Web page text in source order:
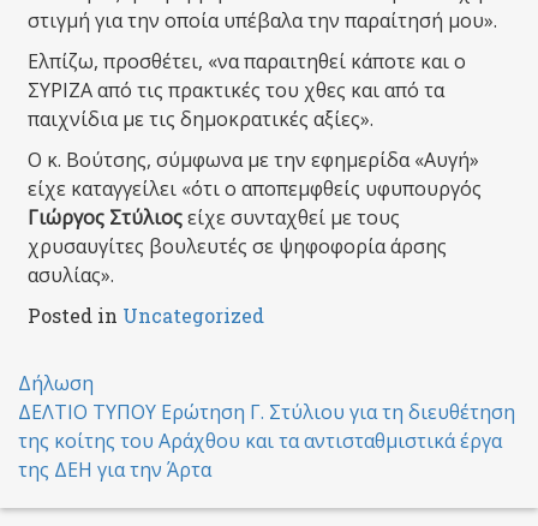
στιγμή για την οποία υπέβαλα την παραίτησή μου».
Ελπίζω, προσθέτει, «να παραιτηθεί κάποτε και ο
ΣΥΡΙΖΑ από τις πρακτικές του χθες και από τα
παιχνίδια με τις δημοκρατικές αξίες».
Ο κ. Βούτσης, σύμφωνα με την εφημερίδα «Αυγή»
είχε καταγγείλει «ότι ο αποπεμφθείς υφυπουργός
Γιώργος Στύλιοςείχε συνταχθεί με τους
χρυσαυγίτες βουλευτές σε ψηφοφορία άρσης
ασυλίας».
Posted in Uncategorized
Post
navigation
Δήλωση
ΔΕΛΤΙΟ ΤΥΠΟΥ Ερώτηση Γ. Στύλιου για τη διευθέτηση
της κοίτης του Αράχθου και τα αντισταθμιστικά έργα
της ΔΕΗ για την Άρτα